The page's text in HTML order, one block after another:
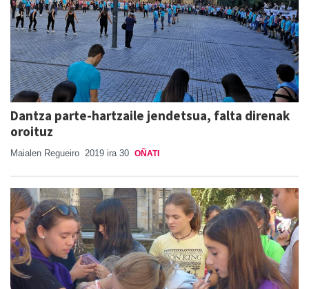
Dantza parte-hartzaile jendetsua, falta direnak
oroituz
Maialen Regueiro 2019 ira 30 OÑATI